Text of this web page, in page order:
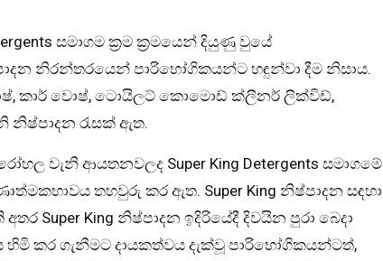
සමාගම ක්‍රම ක්‍රමයෙන් දියුණු වුයේ
නිරන්තරයෙන් පාරිභෝගිකයන්ට හඳුන්වා දීම නිසාය.
කාර් වොෂ්, ටොයිලට් කොමොඩ් ක්ලීනර් ලික්විඩ්,
නිෂ්පාදන රැසක් ඇත.
වැනි ආයතනවලද Super King Detergents සමාගමේ
තහවුරු කර ඇත. Super King නිෂ්පාදන සඳහා
Super King නිෂ්පාදන ඉදිරියේදී දිවයින පුරා බෙදා
කර ගැනීමට දායකත්වය දැක්වූ පාරිභෝගිකයන්ටත්,